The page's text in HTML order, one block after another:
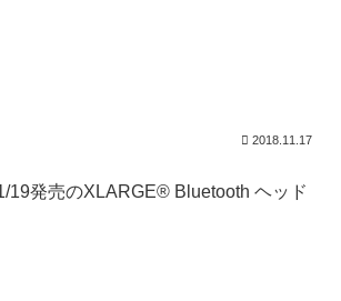
2018.11.17
19発売のXLARGE® Bluetooth ヘッド